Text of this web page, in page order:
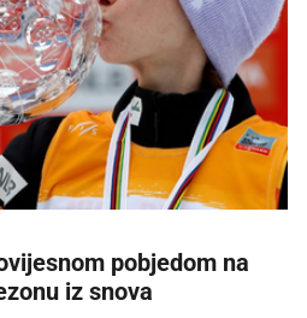
pobjedom na
iz snova